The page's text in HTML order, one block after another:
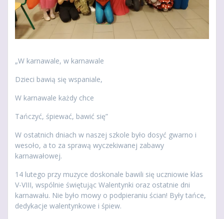
„W karnawale, w karnawale
Dzieci bawią się wspaniale,
W karnawale każdy chce
Tańczyć, śpiewać, bawić się”
W ostatnich dniach w naszej szkole było dosyć gwarno i
wesoło, a to za sprawą wyczekiwanej zabawy
karnawałowej.
14 lutego przy muzyce doskonale bawili się uczniowie klas
V-VIII, wspólnie świętując Walentynki oraz ostatnie dni
karnawału. Nie było mowy o podpieraniu ścian! Były tańce,
dedykacje walentynkowe i śpiew.